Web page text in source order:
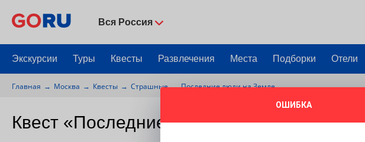
Вся Россия
Экскурсии Туры Квесты Развлечения Места Подборки Отели
Главная Москва Квесты Страшные Последние люди на Земле
Квест «Последние люди на Земле»
ОШИБКА